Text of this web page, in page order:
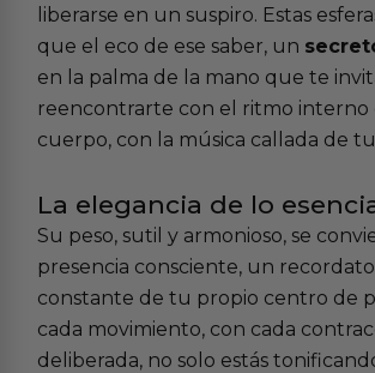
liberarse en un suspiro. Estas
que el eco de ese saber, un
en la palma de la mano que te
reencontrarte con el ritmo interno
cuerpo, con la música callada de
La elegancia de lo
Su peso, sutil y armonioso, se
presencia consciente, un
constante de tu propio centro de
cada movimiento, con cada
deliberada, no solo estás